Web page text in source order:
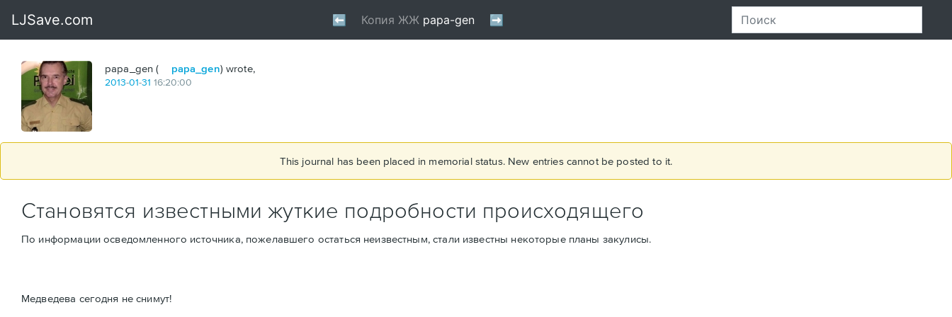
papa_gen ( papa_gen) wrote,
2013-01-31 16:20:00
This journal has been placed in memorial status. New entries cannot be posted to it.
Становятся известными жуткие подробности происходящего
По информации осведомленного источника, пожелавшего остаться неизвестным, стали известны некоторые планы закулисы.
Медведева сегодня не снимут!